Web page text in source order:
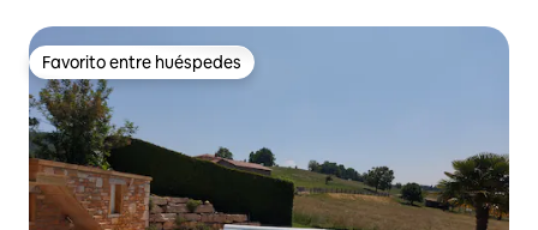
Favorito entre huéspedes
Favorito entre huéspedes